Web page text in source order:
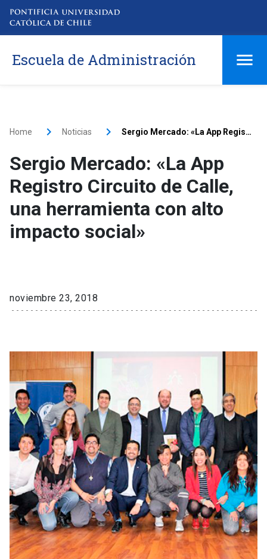
Escuela de Administración
Home Noticias Sergio Mercado: «La App Registro Circuito de Calle, una herramienta con alto impacto social»
Sergio Mercado: «La App
Registro Circuito de Calle,
una herramienta con alto
impacto social»
noviembre 23, 2018